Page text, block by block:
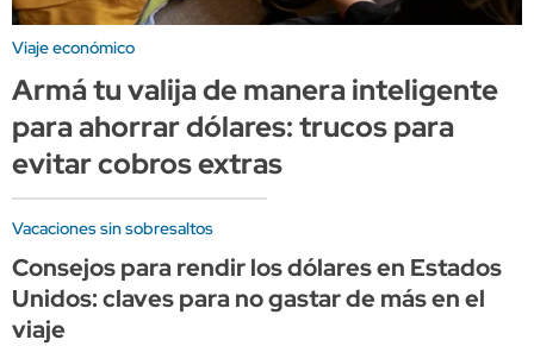
Viaje económico
Armá tu valija de manera inteligente
para ahorrar dólares: trucos para
evitar cobros extras
Vacaciones sin sobresaltos
Consejos para rendir los dólares en Estados
Unidos: claves para no gastar de más en el
viaje